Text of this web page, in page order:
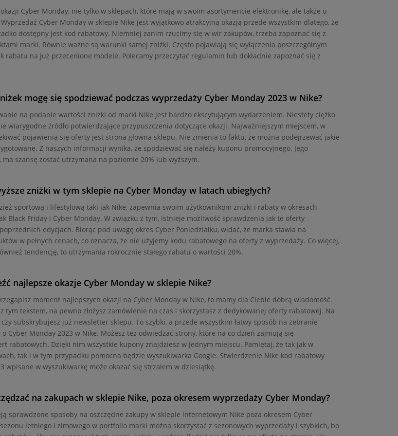
Cyber Monday, nie tylko w sklepach, które mają w swoim asortymencie elektronikę, ale także u
Cyber Monday w sklepie Nike jest wyjątkowo atrakcyjną okazją przede wszystkim dlatego, że
dostępny jest kod rabatowy. Niemniej zanim rzucimy się w wir zakupów, trzeba zapoznać się z
marki. Równie ważne są warunki samej zniżki. Często pojawiają się wyłączenia poszczególnym
rabatu na już przecenione modele. Polecamy przeczytać regulamin lub dokładnie zapoznać się z
mogę się spodziewać podczas wyprzedaży Cyber Monday 2023 w Nike?
na podanie wartości zniżki od marki Nike jest bardzo ekscytującym wydarzeniem. Niestety ciężko
wiarygodne źródło potwierdzające przypuszczenia dotyczące okazji. Najważniejszym miejscem, w
pojawienia się oferty jest strona głowna sklepu. Nie zmienia to faktu, że można podejrzewać jakie
Z naszych informacji wynika, że spodziewać się należy kuponu promocyjnego. Jego
szansę zostać utrzymana na poziomie 20% lub wyższym.
zniżki w tym sklepie na Cyber Monday w latach ubiegłych?
sportową i lifestylową taki jak Nike, zapewnia swoim użytkownikom zniżki i rabaty w okresach
Black Friday i Cyber Monday. W związku z tym, istnieje możliwość sprawdzenia jak te oferty
poprzednich edycjach. Biorąc pod uwagę okres Cyber Poniedziałku, widać, że marka stawia na
w pełnych cenach, co oznacza, że nie użyjemy kodu rabatowego na oferty z wyprzedaży. Co więcej,
tendencję, to utrzymania rokrocznie stałego rabatu o wartości 20%.
najlepsze okazje Cyber Monday w sklepie Nike?
moment najlepszych okazji na Cyber Monday w Nike, to mamy dla Ciebie dobrą wiadomość.
tym tekstem, na pewno złożysz zamówienie na czas i skorzystasz z dedykowanej oferty rabatowej. Na
subskrybujesz już newsletter sklepu. To szybki, a przede wszystkim łatwy sposób na zebranie
Cyber Monday 2023 w Nike. Możesz też odwiedzać strony, które na co dzień zajmują się
rabatowych. Dzięki nim wszystkie kupony znajdziesz w jednym miejscu. Pamiętaj, że tak jak w
tak i w tym przypadku pomocna będzie wyszukiwarka Google. Stwierdzenie Nike kod rabatowy
wpisane w wyszukiwarkę może okazać się strzałem w dziesiątkę.
na zakupach w sklepie Nike, poza okresem wyprzedaży Cyber Monday?
sprawdzone sposoby na oszczędne zakupy w sklepie internetowym Nike poza okresem Cyber
letniego i zimowego w portfolio marki można skorzystać z sezonowych wyprzedaży i szybkich, bo